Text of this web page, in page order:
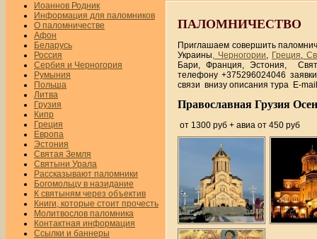
КОНТАКТЫ
Иоаннов Родник
Информация для паломников
О паломничестве
Афон
Беларусь
Россия
Сербия и Черногория
Румыния
Польша
Литва
Грузия
Кипр
Греция
Европа
Эстония
Святая Земля
Святыни Урала
Рассказывают паломники
Богомольцу в назидание
К святыням через объектив
Книги, которые стоит прочесть
Молитвослов паломника
Контактная информация
Ссылки и баннеры
ПАЛОМНИЧЕСТВО
Приглашаем совершить
Украины, Черногории, Греция,
Бари, Франция, Эстония,
телефону +375296024046
связи внизу описания тура E-
Православная Грузия
от 1300 руб + авиа от 450 руб